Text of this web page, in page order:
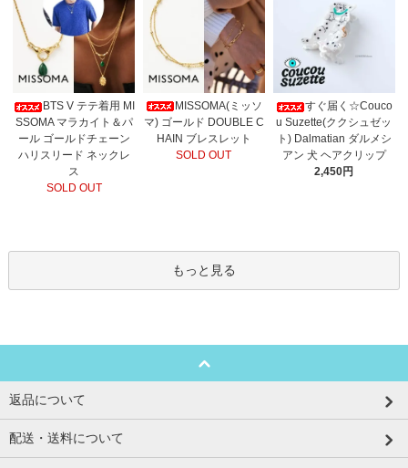
BTS V テテ着用 MI
SSOMA マラカイト＆パ
ール ゴールドチェーン
ハリスリード ネックレ
ス
SOLD OUT
MISSOMA(ミッソ
マ) ゴールド DOUBLE C
HAIN ブレスレット
SOLD OUT
すぐ届く☆Couco
u Suzette(ククシュゼッ
ト) Dalmatian ダルメシ
アン 犬 ヘアクリップ
2,450円
もっと見る
返品について
配送・送料について